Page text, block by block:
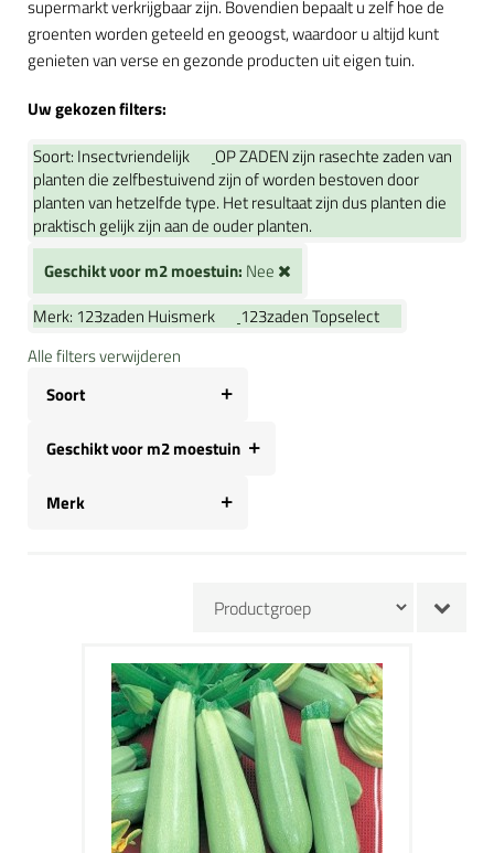
supermarkt verkrijgbaar zijn. Bovendien bepaalt u zelf hoe de
groenten worden geteeld en geoogst, waardoor u altijd kunt
genieten van verse en gezonde producten uit eigen tuin.
Uw gekozen filters:
Soort: Insectvriendelijk
OP ZADEN zijn rasechte zaden van
planten die zelfbestuivend zijn of worden bestoven door
planten van hetzelfde type. Het resultaat zijn dus planten die
praktisch gelijk zijn aan de ouder planten.
Geschikt voor m2 moestuin: Nee
Merk: 123zaden Huismerk
123zaden Topselect
Alle filters verwijderen
Soort
Geschikt voor m2 moestuin
Merk